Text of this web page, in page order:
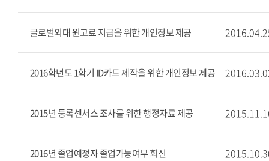
글로벌외대 원고료 지급을 위한 개인정보 제공
2016학년도 1학기 ID카드 제작을 위한 개인정보 제공
2015년 등록센서스 조사를 위한 행정자료 제공
2016년 졸업예정자 졸업가능여부 회신